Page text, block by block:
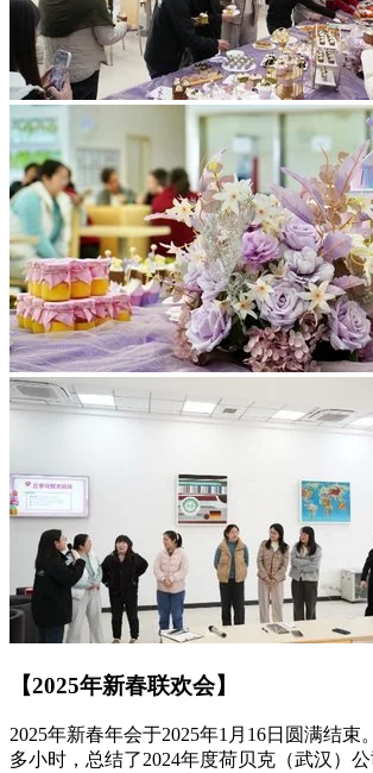
【2025年新春联欢会】
2025年新春年会于2025年1月16日圆满结束
多小时，总结了2024年度荷贝克（武汉）